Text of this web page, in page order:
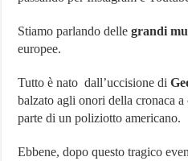
Stiamo parlando delle grandi
europee.
Tutto è nato dall’uccisione di
balzato agli onori della cronaca a
parte di un poliziotto americano.
Ebbene, dopo questo tragico